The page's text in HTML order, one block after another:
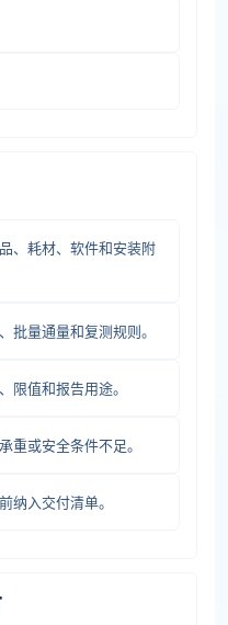
、耗材、软件和安装附
批量通量和复测规则。
限值和报告用途。
重或安全条件不足。
纳入交付清单。